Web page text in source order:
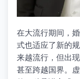
在大流行期间，
式也适应了新的
来越流行，但出
甚至跨越国界。